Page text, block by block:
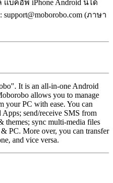
บ็คอัพ iPhone Android นี้ได้
(ภาษา
It is an all-in-one Android
allows you to manage
your PC with ease. You can
Apps; send/receive SMS from
themes; sync multi-media files
PC. More over, you can transfer
and vice versa.